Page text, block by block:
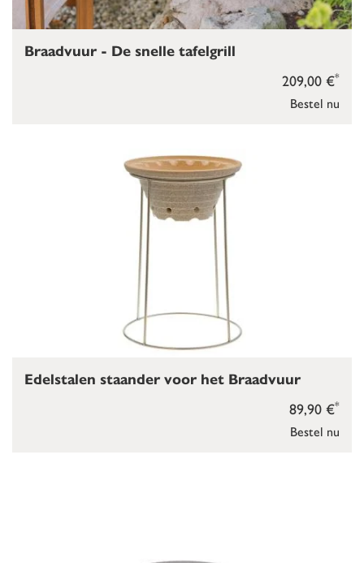
Bestel nu
209,00 €*
Braadvuur - De snelle tafelgrill
Bestel nu
89,90 €*
Edelstalen staander voor het Braadvuur